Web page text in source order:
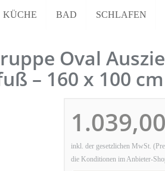
KÜCHE BAD SCHLAFEN
Oval
– 160 x 100
inkl. der gesetzlichen MwSt.
die Konditionen im Anbieter-